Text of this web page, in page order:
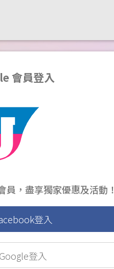
會員登入
，盡享獨家優惠及活動！
登入
登入